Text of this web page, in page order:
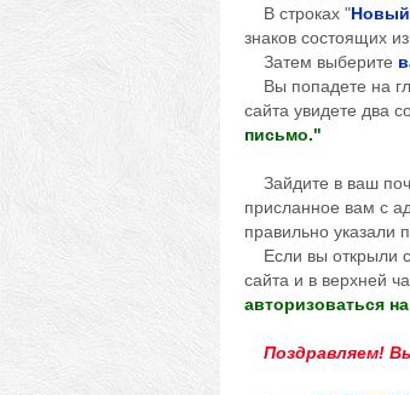
В строках "
знаков состоящих
Затем выберите
Вы попадете на
сайта увидете два
письмо."
Зайдите в ваш
присланное вам с
правильно указали
Если вы открыли
сайта и в верхней
авторизоваться
Поздравляем!